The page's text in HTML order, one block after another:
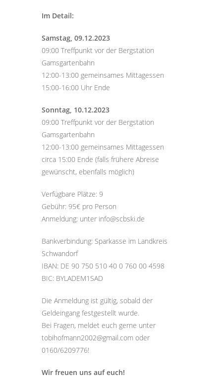
Im Detail:
Samstag, 09.12.2023
09:00 Treffpunkt vor der Bergstation
Gamsgartenbahn
12:00-13:00 gemeinsames Mittagessen
15:00-16:00 Uhr Ende
Sonntag, 10.12.2023
09:00 Treffpunkt vor der Bergstation
Gamsgartenbahn
12:00-13:00 gemeinsames Mittagessen
circa 15:00 Ende (falls frühere Abreise
gewünscht, ebenfalls möglich)
Verfügbare Plätze: 9
Gebühr: 95€ pro Person
Anmeldung: unter info@scbski.de
Bankverbindung: Sparkasse im Landkreis
Schwandorf
IBAN: DE 90 750 510 40 0 760 00 4598
BIC: BYLADEM1SAD
Die Anmeldung ist gültig, sobald der
Geldeingang festgestellt wurde.
Bei Fragen, meldet euch gerne unter
tobihofmann2002@gmail.com oder
0160/6209776!
Wir freuen uns auf euch!